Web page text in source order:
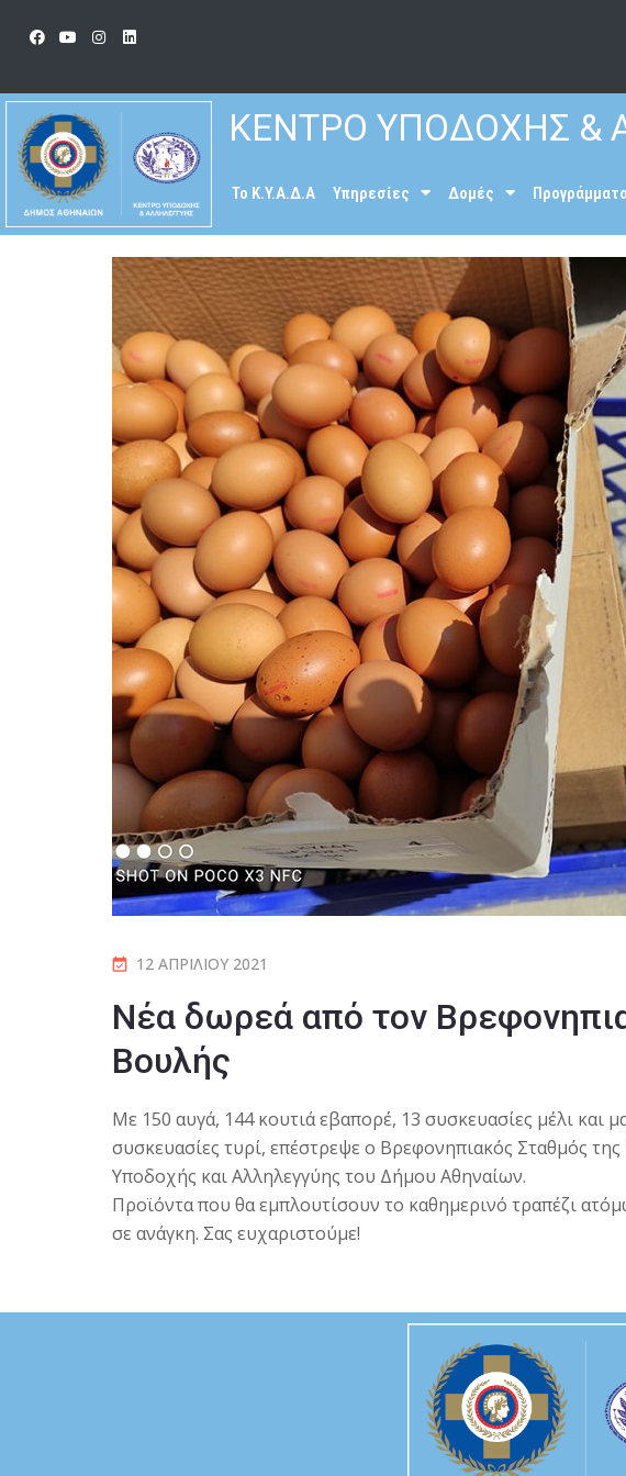
ΚΕΝΤΡΟ ΥΠΟΔΟΧΗΣ &
To K.Y.A.Δ.Α Υπηρεσίες Δομές
12 ΑΠΡΙΛΊΟΥ 2021
Νέα δωρεά από τον
Βουλής
Με 150 αυγά, 144 κουτιά εβαπορέ, 13 συσκευασίες μέλι και
συσκευασίες τυρί, επέστρεψε ο Βρεφονηπιακός Σταθμός
Υποδοχής και Αλληλεγγύης του Δήμου Αθηναίων.
Προϊόντα που θα εμπλουτίσουν το καθημερινό τραπέζι
σε ανάγκη. Σας ευχαριστούμε!